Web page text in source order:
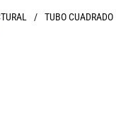
/
TUBO CUADRADO